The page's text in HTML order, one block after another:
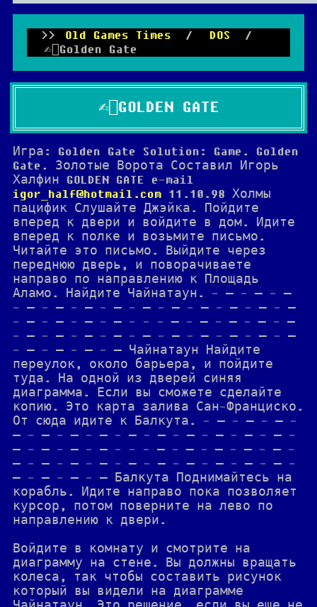
Old Games Times / DOS
/
✍🏻Golden Gate
✍🏻GOLDEN GATE
Игра: Golden Gate Solution: Game. Golden
Gate. Золотые Ворота Составил Игорь
Халфин GOLDEN GATE e-mail
igor_half@hotmail.com 11.10.98 Холмы
пацифик Слушайте Джэйка. Пойдите
вперед к двери и войдите в дом. Идите
вперед к полке и возьмите письмо.
Читайте это письмо. Выйдите через
переднюю дверь, и поворачиваете
направо по направлению к Площадь
Аламо. Найдите Чайнатаун. - — - — - —
- — - — - — - — - — - — - — - — - — - —
- — - — - — - — - - - — - — - — - — - —
- — - — - — - — - — - — - — - — - — - —
- — - — - — - – Чайнатаун Найдите
переулок, около барьера, и пойдите
туда. На одной из дверей синяя
диаграмма. Если вы сможете сделайте
копию. Это карта залива Сан-Франциско.
От сюда идите к Балкута. - — - — - — -
— - — - — - — - — - — - — - — - — - — -
— - — - — - — - - - — - — - — - — - — -
— - — - — - — - — - — - — - — - — - — -
— - — - — - – Балкута Поднимайтесь на
корабль. Идите направо пока позволяет
курсор, потом поверните на лево по
направлению к двери.
Войдите в комнату и смотрите на
диаграмму на стене. Вы должны вращать
колеса, так чтобы составить рисунок
который вы видели на диаграмме